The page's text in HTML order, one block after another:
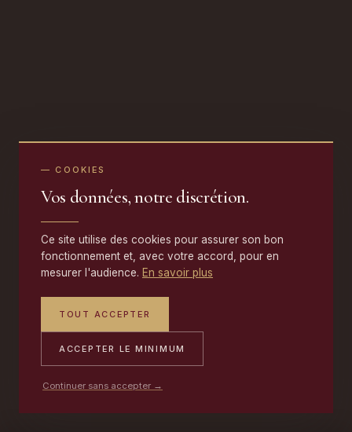
— COOKIES
Vos données, notre discrétion.
Ce site utilise des cookies pour assurer son bon
fonctionnement et, avec votre accord, pour en
mesurer l'audience. En savoir plus
TOUT ACCEPTER
ACCEPTER LE MINIMUM
Continuer sans accepter →